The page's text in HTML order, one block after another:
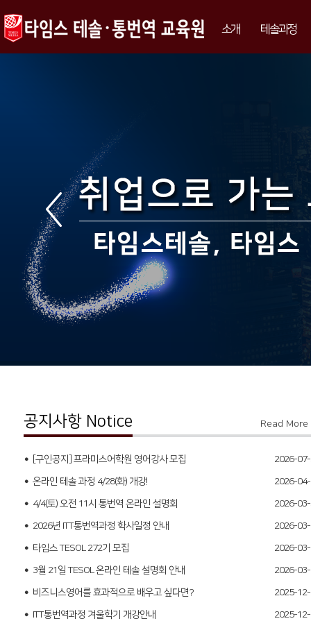
소개 테솔과정
공지사항 Notice Read
[구인공지] 프라미스어학원 영어강사 모집
2026-
온라인 테솔 과정 4/28(화) 개강!
2026-
4/4(토) 오전 11시 통번역 온라인 설명회
2026-
2026년 ITT통번역과정 학사일정 안내
2026-
타임스 TESOL 272기 모집
2026-
3월 21일 TESOL 온라인 테솔 설명회 안내
2026-
비즈니스영어를 효과적으로 배우고 싶다면?
2025-
ITT통번역과정 겨울학기 개강안내
2025-